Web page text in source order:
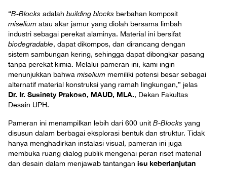
“B-Blocks adalah building blocks berbahan komposit
miselium atau akar jamur yang diolah bersama limbah
industri sebagai perekat alaminya. Material ini bersifat
biodegradable, dapat dikompos, dan dirancang dengan
sistem sambungan kering, sehingga dapat dibongkar pasang
tanpa perekat kimia. Melalui pameran ini, kami ingin
menunjukkan bahwa miselium memiliki potensi besar sebagai
alternatif material konstruksi yang ramah lingkungan,” jelas
Dr. Ir. Susinety Prakoso, MAUD, MLA., Dekan Fakultas
Desain UPH.
Pameran ini menampilkan lebih dari 600 unit B-Blocks yang
disusun dalam berbagai eksplorasi bentuk dan struktur. Tidak
hanya menghadirkan instalasi visual, pameran ini juga
membuka ruang dialog publik mengenai peran riset material
dan desain dalam menjawab tantangan isu keberlanjutan